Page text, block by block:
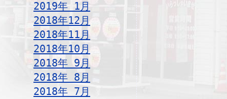
2019年 1月
2018年12月
2018年11月
2018年10月
2018年 9月
2018年 8月
2018年 7月